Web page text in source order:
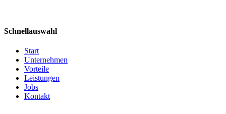
Schnellauswahl
Start
Unternehmen
Vorteile
Leistungen
Jobs
Kontakt